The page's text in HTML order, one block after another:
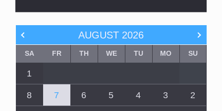
AUGUST 2026
SU
MO
TU
WE
TH
FR
SA
1
2
3
4
5
6
7
8